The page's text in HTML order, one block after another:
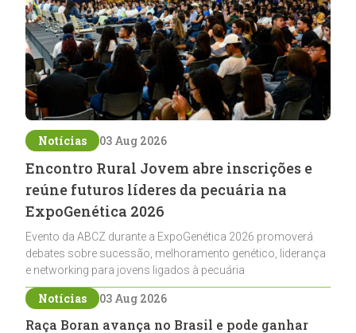
Notícias 03 Aug 2026
Encontro Rural Jovem abre inscrições e
reúne futuros líderes da pecuária na
ExpoGenética 2026
Evento da ABCZ durante a ExpoGenética 2026 promoverá
debates sobre sucessão, melhoramento genético, liderança
e networking para jovens ligados à pecuária
Notícias 03 Aug 2026
Raça Boran avança no Brasil e pode ganhar